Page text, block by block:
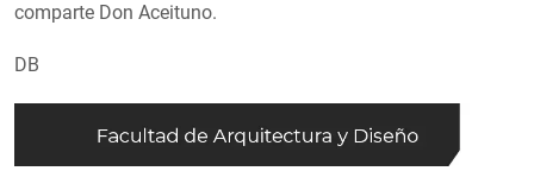
comparte Don Aceituno.
DB